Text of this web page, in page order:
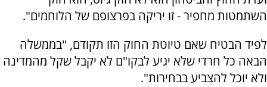
השתמטות מחפיר - זו יריקה בפרצופם של הלוחמים".
לפיד הבטיח שאם טיוטת החוק הזו תקודם, "בממשלה
הבאה כל חרדי שלא יגיע לבקו"ם לא יקבל שקל מהמדינה
ולא יוכל להצביע בבחירות".